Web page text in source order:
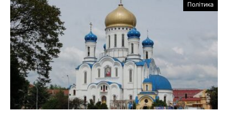
Політика